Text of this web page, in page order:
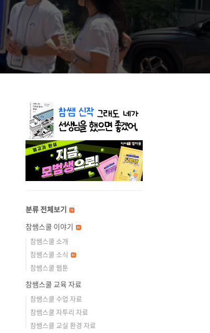
분류 전체보기
참쌤스쿨 이야기
참쌤스쿨 소개
참쌤스쿨 소식
참쌤스쿨 웹툰
참쌤스쿨 교육 자료
참쌤스쿨 수업 자료
참쌤스쿨 자투리 자료
참쌤스쿨 교실 환경 자료